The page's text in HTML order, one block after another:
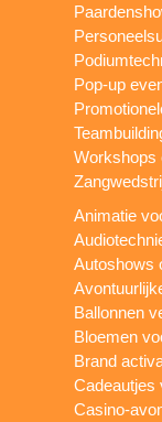
Pop-up
Workshops
Animatie
Autoshows
Ballonnen
Bloemen
Brand
Cadeautjes
Casino-